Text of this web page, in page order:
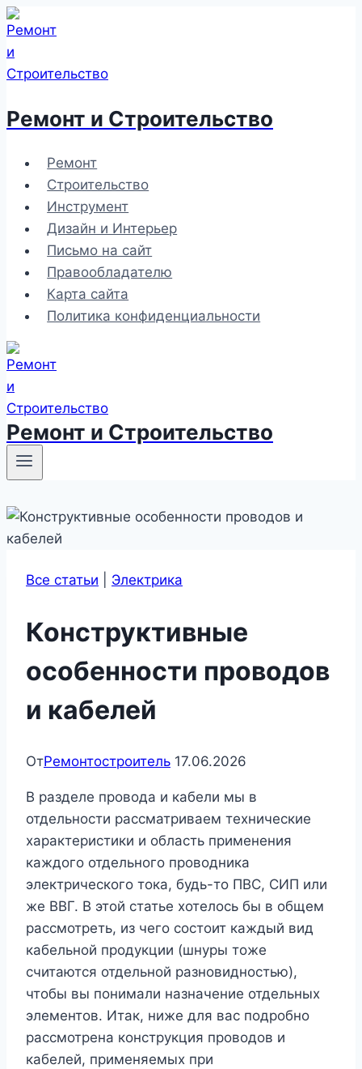
Перейти
к
содержимому
Ремонт и Строительство
Ремонт
Строительство
Инструмент
Дизайн и Интерьер
Письмо на сайт
Правообладателю
Карта сайта
Политика конфиденциальности
Ремонт и Строительство
Все статьи Электрика
Конструктивные
особенности проводов
и кабелей
ОтРемонтостроитель 17.06.2026
В разделе провода и кабели мы в
отдельности рассматриваем технические
характеристики и область применения
каждого отдельного проводника
электрического тока, будь-то ПВС, СИП или
же ВВГ. В этой статье хотелось бы в общем
рассмотреть, из чего состоит каждый вид
кабельной продукции (шнуры тоже
считаются отдельной разновидностью),
чтобы вы понимали назначение отдельных
элементов. Итак, ниже для вас подробно
рассмотрена конструкция проводов и
кабелей, применяемых при